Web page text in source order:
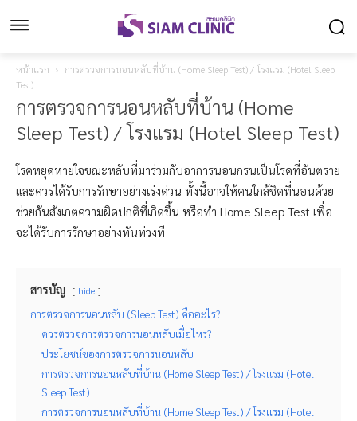
หน้าแรก
การตรวจการนอนหลับที่บ้าน (Home Sleep Test) / โรงแรม (Hotel Sleep
Test)
การตรวจการนอนหลับที่บ้าน (Home
Sleep Test) / โรงแรม (Hotel Sleep Test)
โรคหยุดหายใจขณะหลับที่มาร่วมกับอาการนอนกรนเป็นโรคที่อันตราย
และควรได้รับการรักษาอย่างเร่งด่วน ทั้งนี้อาจให้คนใกล้ชิดที่นอนด้วย
ช่วยกันสังเกตความผิดปกติที่เกิดขึ้น หรือทำ Home Sleep Test เพื่อ
จะได้รับการรักษาอย่างทันท่วงที
สารบัญ hide
การตรวจการนอนหลับ (Sleep Test) คืออะไร?
ควรตรวจการตรวจการนอนหลับเมื่อไหร่?
ประโยชน์ของการตรวจการนอนหลับ
การตรวจการนอนหลับที่บ้าน (Home Sleep Test) / โรงแรม (Hotel
Sleep Test)
การตรวจการนอนหลับที่บ้าน (Home Sleep Test) / โรงแรม (Hotel